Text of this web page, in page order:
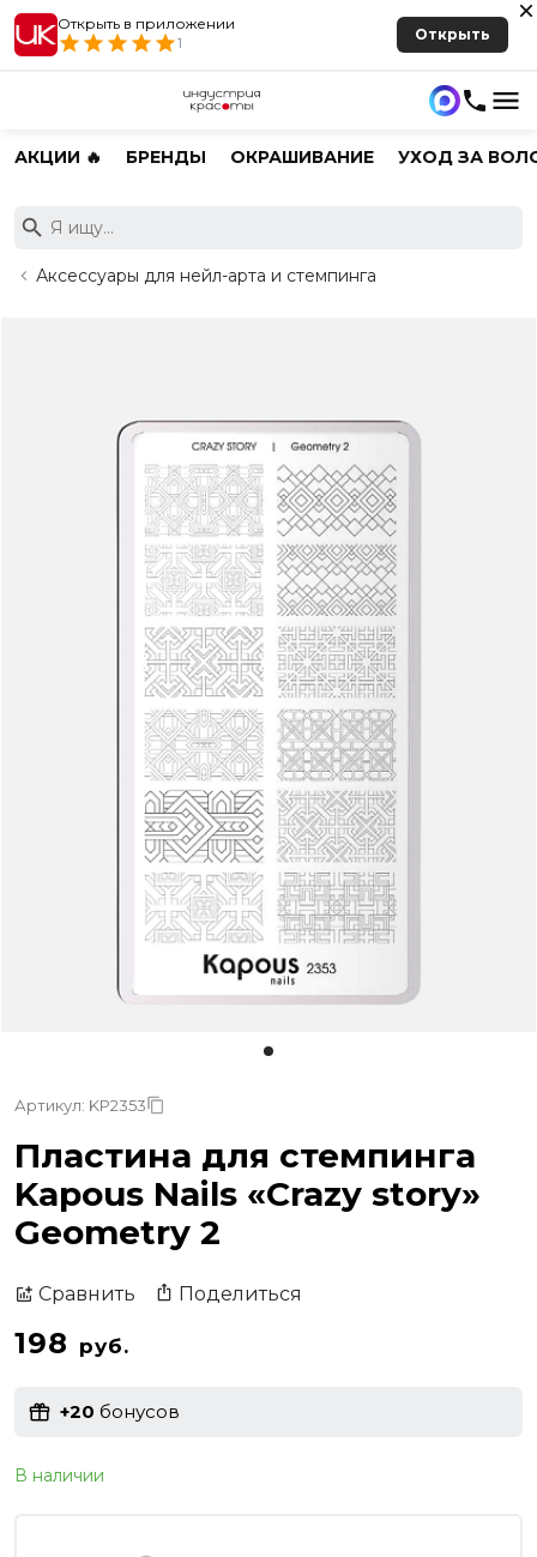
Открыть в приложении
1
Открыть
АКЦИИ 🔥 БРЕНДЫ ОКРАШИВАНИЕ УХОД ЗА
Аксессуары для нейл-арта и стемпинга
Артикул: KP2353
Пластина для стемпинга
Kapous Nails «Crazy story»
Geometry 2
Сравнить Поделиться
198 руб.
+20 бонусов
В наличии